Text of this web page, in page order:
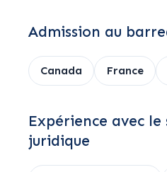
Admission au
Canada France
Expérience avec le
juridique